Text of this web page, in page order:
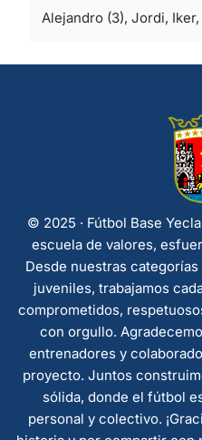
Alejandro (3), Jordi,
© 2025 · Fútbol Base
escuela de valores,
Desde nuestras
juveniles, trabajamos
comprometidos,
con orgullo.
entrenadores y
proyecto. Juntos
sólida, donde el fútbol
personal y colectivo.